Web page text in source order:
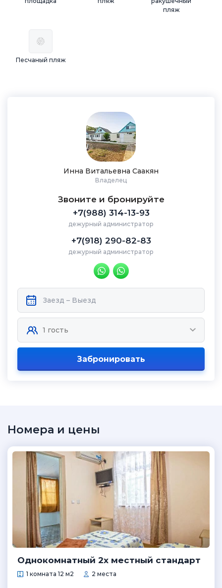
пляж
Песчаный пляж
Инна Витальевна Саакян
Владелец
Звоните и бронируйте
+7(988) 314-13-93
дежурный администратор
+7(918) 290-82-83
дежурный администратор
Забронировать
Номера и цены
Однокомнатный 2х местный стандарт
1 комната 12 м2 2 места